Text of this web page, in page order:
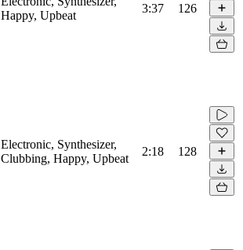
Happy, Upbeat
3:37 126
Electronic, Synthesizer,
Clubbing, Happy, Upbeat
2:18 128